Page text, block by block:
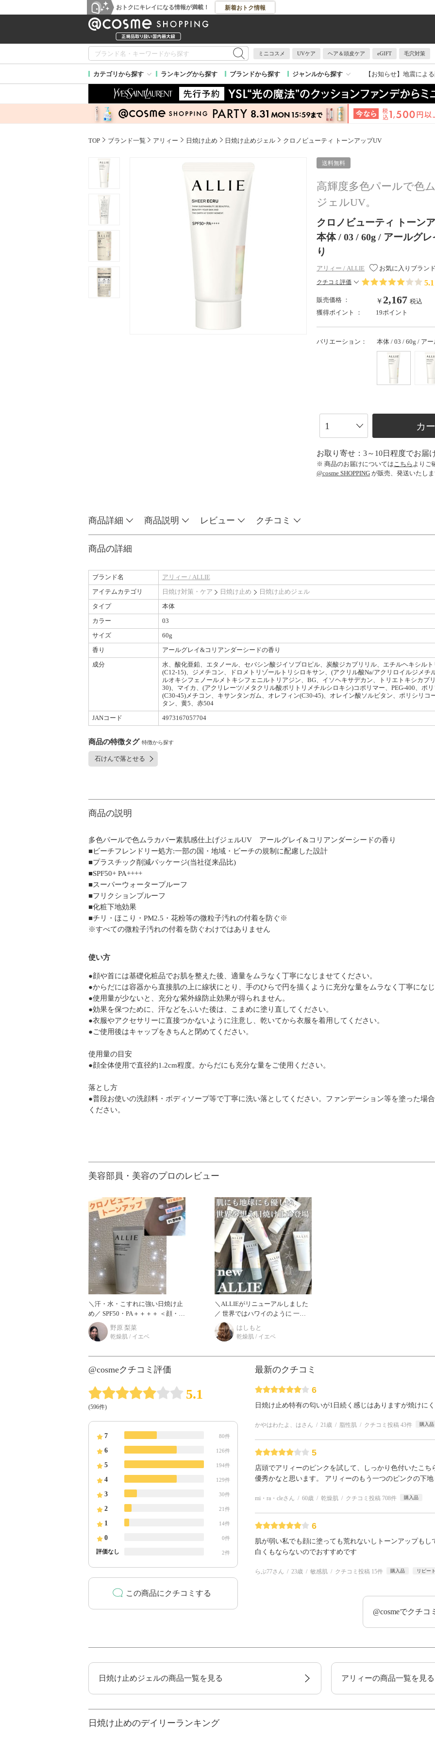
おトクにキレイになる情報が満載！ 新着おトク情報
ミニコスメ UVケア ヘア＆頭皮ケア eGIFT 毛穴対策
カテゴリから探す ランキングから探す ブランドから探す ジャンルから探す 【お知らせ】 地震によ
TOP ブランド一覧 アリィー 日焼け止め 日焼け止めジェル クロノビューティ トーンアップUV
送料無料
高輝度多色パールで色
ジェルUV。
クロノビューティ トーン
本体 / 03 / 60g / アールグ
り
アリィー / ALLIE お気に入りブランド
クチコミ評価 5.1
販売価格 ： ￥ 2,167 税込
獲得ポイント ：
19ポイント
バリエーション： 本体 / 03 / 60g / ア
カ
お取り寄せ：3～10日程度でお届
※ 商品のお届けについては こちら よりご
@cosme SHOPPING が販売、発送いたしま
商品詳細 商品説明 レビュー クチコミ
商品の詳細
ブランド名
アリィー / ALLIE
アイテムカテゴリ
日焼け対策・ケア 日焼け止め
日焼け止めジェル
タイプ
本体
カラー
03
サイズ
60g
香り
アールグレイ&コリアンダーシードの香り
成分
水、酸化亜鉛、エタノール、セバシン酸ジイソプロピル、炭酸ジカプリリル、エチルヘキシル
(C12-15)、ジメチコン、ドロメトリゾールトリシロキサン、(アクリル酸Na/アクリロイルジメチ
ルオキシフェノールメトキシフェニルトリアジン、BG、イソヘキサデカン、トリエトキシカプ
30)、マイカ、(アクリレーツ/メタクリル酸ポリトリメチルシロキシ)コポリマー、PEG-400、ポ
(C30-45)メチコン、キサンタンガム、オレフィン(C30-45)、オレイン酸ソルビタン、ポリシリコ
タン、黄5、赤504
JANコード
4973167057704
商品の特徴タグ 特徴から探す
石けんで落とせる
商品の説明
多色パールで色ムラカバー素肌感仕上げジェルUV アールグレイ&コリアンダーシードの香り
■ビーチフレンドリー処方:一部の国・地域・ビーチの規制に配慮した設計
■プラスチック削減パッケージ(当社従来品比)
■SPF50+ PA++++
■スーパーウォータープルーフ
■フリクションプルーフ
■化粧下地効果
■チリ・ほこり・PM2.5・花粉等の微粒子汚れの付着を防ぐ※
※すべての微粒子汚れの付着を防ぐわけではありません
使い方
●顔や首には基礎化粧品でお肌を整えた後、適量をムラなく丁寧になじませてください。
●からだには容器から直接肌の上に線状にとり、手のひらで円を描くように充分な量をムラなく丁寧になじ
●使用量が少ないと、充分な紫外線防止効果が得られません。
●効果を保つために、汗などをふいた後は、こまめに塗り直してください。
●衣服やアクセサリーに直接つかないように注意し、乾いてから衣服を着用してください。
●ご使用後はキャップをきちんと閉めてください。
使用量の目安
●顔全体使用で直径約1.2cm程度。からだにも充分な量をご使用ください。
落とし方
●普段お使いの洗顔料・ボディソープ等で丁寧に洗い落としてください。ファンデーション等を塗った場
ください。
美容部員・美容のプロのレビュー
＼汗・水・こすれに強い日焼け止
め／ SPF50・PA＋＋＋＋ ＜顔・か
らだ用＞ 肌を明るくみせるトーン
アップ タイプ 下地効果もあるの
で日焼け止
野原 梨菜
乾燥肌 / イエベ
＼ALLIEがリニューアルしました
／ 世界ではハワイのように 一部
の国、地域やビーチで特定の成分
を含む日焼け止めの持ち込みや販
売が規制されてい
はしもと
乾燥肌 / イエベ
@cosmeクチコミ評価
5.1
(596件)
7 80件
6 126件
5 194件
4 129件
3 30件
2 21件
1 14件
0 0件
評価なし 2件
この商品にクチコミする
最新のクチコミ
6
日焼け止め特有の匂いが1日続く感じはありますが焼けに
かやはわたよ、はさん 21歳 脂性肌 クチコミ投稿 43件 購入品
5
店頭でアリィーのピンクを試して、しっかり色付いたこち
優秀かなと思います。 アリィーのもう一つのピンクの下地
mi・ra・cleさん 60歳 乾燥肌 クチコミ投稿 708件 購入品
6
肌が弱い私でも顔に塗っても荒れないしトーンアップもし
白くもならないのでおすすめです
らぷ77さん 23歳 敏感肌 クチコミ投稿 15件 購入品 リピート
@cosmeでクチコ
日焼け止めジェルの商品一覧を見る アリィーの商品一覧を見る
日焼け止めのデイリーランキング